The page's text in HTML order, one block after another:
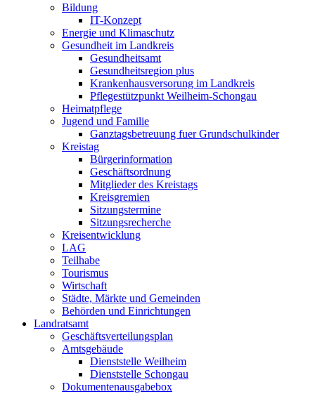
Bildung
IT-Konzept
Energie und Klimaschutz
Gesundheit im Landkreis
Gesundheitsamt
Gesundheitsregion plus
Krankenhausversorung im Landkreis
Pflegestützpunkt Weilheim-Schongau
Heimatpflege
Jugend und Familie
Ganztagsbetreuung fuer Grundschulkinder
Kreistag
Bürgerinformation
Geschäftsordnung
Mitglieder des Kreistags
Kreisgremien
Sitzungstermine
Sitzungsrecherche
Kreisentwicklung
LAG
Teilhabe
Tourismus
Wirtschaft
Städte, Märkte und Gemeinden
Behörden und Einrichtungen
Landratsamt
Geschäftsverteilungsplan
Amtsgebäude
Dienststelle Weilheim
Dienststelle Schongau
Dokumentenausgabebox